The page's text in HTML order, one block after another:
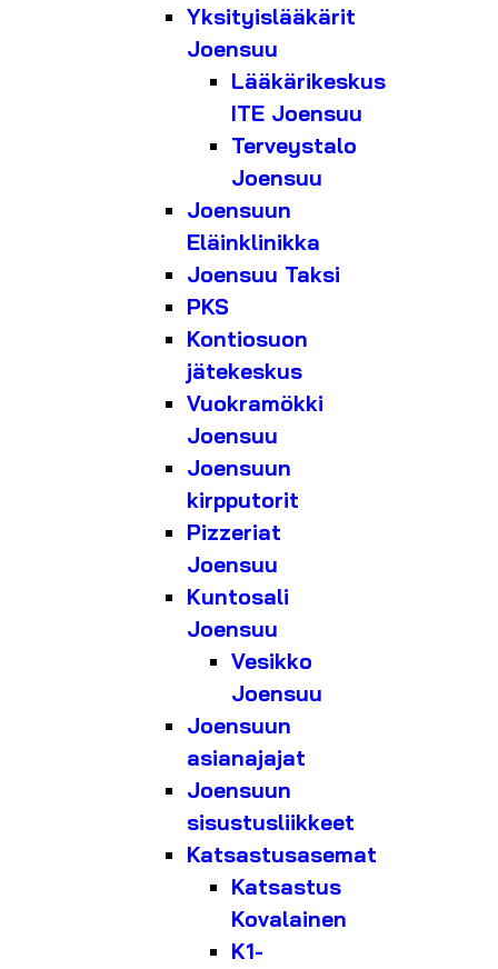
Yksityislääkärit
Joensuu
Lääkärikeskus
ITE Joensuu
Terveystalo
Joensuu
Joensuun
Eläinklinikka
Joensuu Taksi
PKS
Kontiosuon
jätekeskus
Vuokramökki
Joensuu
Joensuun
kirpputorit
Pizzeriat
Joensuu
Kuntosali
Joensuu
Vesikko
Joensuu
Joensuun
asianajajat
Joensuun
sisustusliikkeet
Katsastusasemat
Katsastus
Kovalainen
K1-